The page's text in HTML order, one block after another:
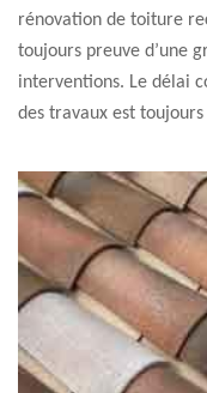
rénovation de toiture
toujours preuve d’une
interventions. Le délai
des travaux est